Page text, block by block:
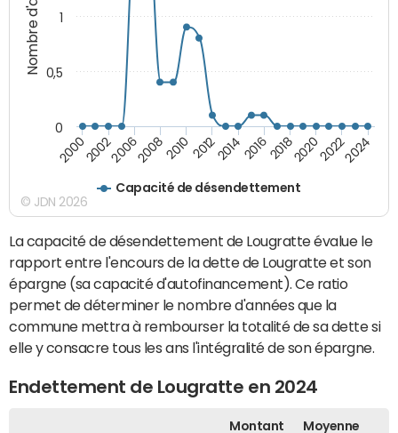
Capacité de désendettement
20002002200620082010 2012201420162018202020222024
0
0,5
1
© JDN 2026
La capacité de désendettement de Lougratte évalue le
rapport entre l'encours de la dette de Lougratte et son
épargne (sa capacité d'autofinancement). Ce ratio
permet de déterminer le nombre d'années que la
commune mettra à rembourser la totalité de sa dette si
elle y consacre tous les ans l'intégralité de son épargne.
Endettement de Lougratte en 2024
Montant
Moyenne